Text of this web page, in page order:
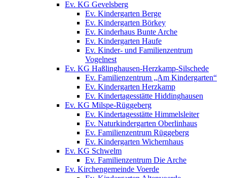
Ev. KG Gevelsberg
Ev. Kindergarten Berge
Ev. Kindergarten Börkey
Ev. Kinderhaus Bunte Arche
Ev. Kindergarten Haufe
Ev. Kinder- und Familienzentrum
Vogelnest
Ev. KG Haßlinghausen-Herzkamp-Silschede
Ev. Familienzentrum „Am Kindergarten“
Ev. Kindergarten Herzkamp
Ev. Kindertagesstätte Hiddinghausen
Ev. KG Milspe-Rüggeberg
Ev. Kindertagesstätte Himmelsleiter
Ev. Naturkindergarten Oberlinhaus
Ev. Familienzentrum Rüggeberg
Ev. Kindergarten Wichernhaus
Ev. KG Schwelm
Ev. Familienzentrum Die Arche
Ev. Kirchengemeinde Voerde